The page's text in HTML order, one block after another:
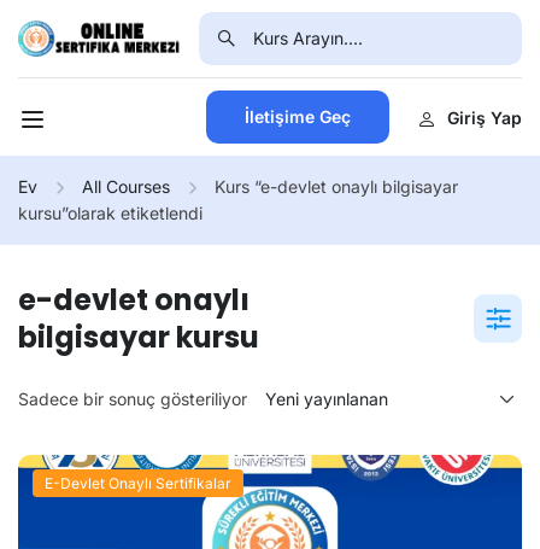
İletişime Geç Giriş Yap
Ev All Courses
Kurs “e-devlet onaylı bilgisayar
kursu”olarak etiketlendi
e-devlet onaylı
bilgisayar kursu
Sadece bir sonuç gösteriliyor
E-Devlet Onaylı Sertifikalar